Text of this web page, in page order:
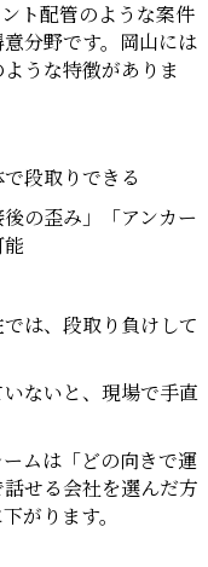
ト配管のような案件
分野です。岡山には
うな特徴がありま
段取りできる
の歪み」「アンカー
能
は、段取り負けして
ないと、現場で手直
ムは「どの向きで運
せる会社を選んだ方
がります。